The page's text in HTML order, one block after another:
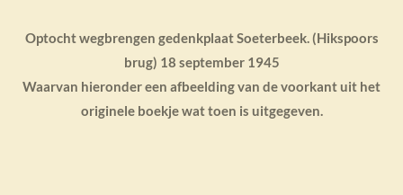
Optocht wegbrengen gedenkplaat Soeterbeek. (Hikspoors
brug) 18 september 1945
Waarvan hieronder een afbeelding van de voorkant uit het
originele boekje wat toen is uitgegeven.